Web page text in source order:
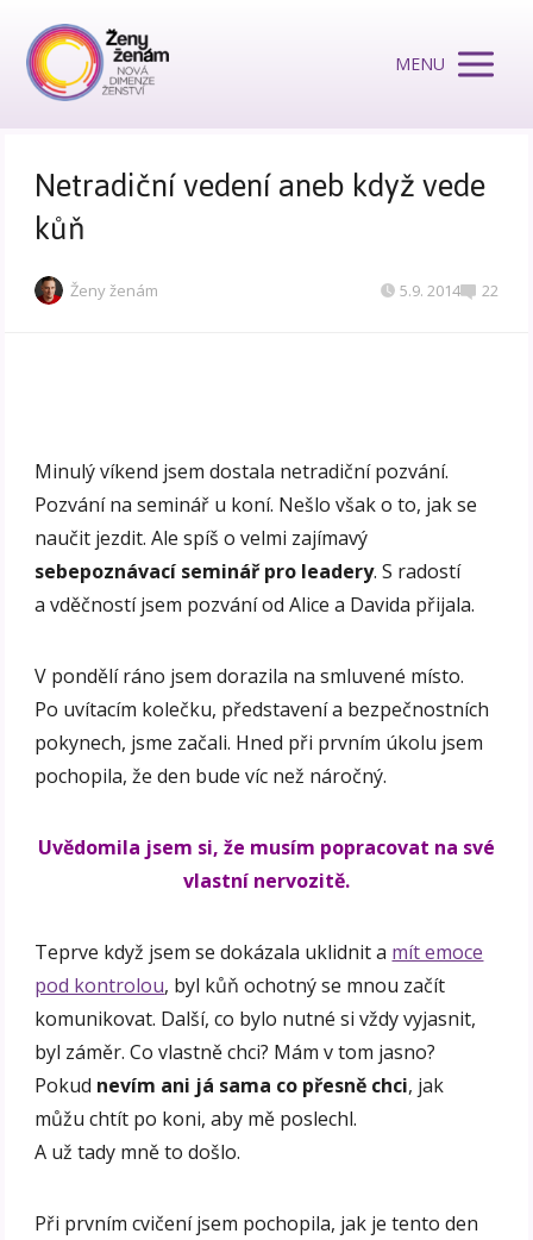
MENU
Netradiční vedení aneb když vede
kůň
Ženy ženám 5.9. 2014 22
Minulý víkend jsem dostala netradiční pozvání.
Pozvání na seminář u koní. Nešlo však o to, jak se
naučit jezdit. Ale spíš o velmi zajímavý
sebepoznávací seminář pro leadery. S radostí
a vděčností jsem pozvání od Alice a Davida přijala.
V pondělí ráno jsem dorazila na smluvené místo.
Po uvítacím kolečku, představení a bezpečnostních
pokynech, jsme začali. Hned při prvním úkolu jsem
pochopila, že den bude víc než náročný.
Uvědomila jsem si, že musím popracovat na své
vlastní nervozitě.
Teprve když jsem se dokázala uklidnit a mít emoce
pod kontrolou, byl kůň ochotný se mnou začít
komunikovat. Další, co bylo nutné si vždy vyjasnit,
byl záměr. Co vlastně chci? Mám v tom jasno?
Pokud nevím ani já sama co přesně chci, jak
můžu chtít po koni, aby mě poslechl.
A už tady mně to došlo.
Při prvním cvičení jsem pochopila, jak je tento den